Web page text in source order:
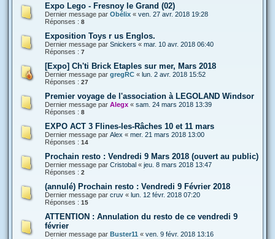
Expo Lego - Fresnoy le Grand (02)
Dernier message par Obélix « ven. 27 avr. 2018 19:28
Réponses : 8
Exposition Toys r us Englos.
Dernier message par Snickers « mar. 10 avr. 2018 06:40
Réponses : 7
[Expo] Ch'ti Brick Etaples sur mer, Mars 2018
Dernier message par gregRC « lun. 2 avr. 2018 15:52
Réponses : 27
Premier voyage de l'association à LEGOLAND Windsor
Dernier message par Alegx « sam. 24 mars 2018 13:39
Réponses : 8
EXPO ACT 3 Flines-les-Râches 10 et 11 mars
Dernier message par Alex « mer. 21 mars 2018 13:00
Réponses : 14
Prochain resto : Vendredi 9 Mars 2018 (ouvert au public)
Dernier message par Cristobal « jeu. 8 mars 2018 13:47
Réponses : 2
(annulé) Prochain resto : Vendredi 9 Février 2018
Dernier message par cruv « lun. 12 févr. 2018 07:20
Réponses : 15
ATTENTION : Annulation du resto de ce vendredi 9
février
Dernier message par Buster11 « ven. 9 févr. 2018 13:16